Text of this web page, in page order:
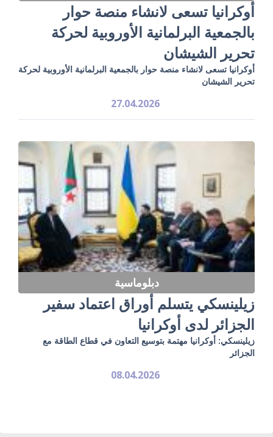
أوكرانيا تسعى لانشاء منصة حوار
بالجمعية البرلمانية الأوروبية لحركة
تحرير الشيشان
أوكرانيا تسعى لانشاء منصة حوار بالجمعية البرلمانية الأوروبية لحركة
تحرير الشيشان
27.04.2026
دبلوماسية
زيلينسكي يتسلم أوراق اعتماد سفير
الجزائر لدى أوكرانيا
زيلينسكي: أوكرانيا مهتمة بتوسيع التعاون في قطاع الطاقة مع
الجزائر
08.04.2026